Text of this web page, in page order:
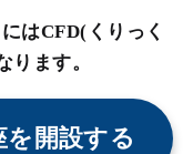
はCFD(くりっく
ります。
を開設する